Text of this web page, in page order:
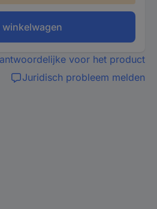
winkelwagen
voor het product
Juridisch probleem melden